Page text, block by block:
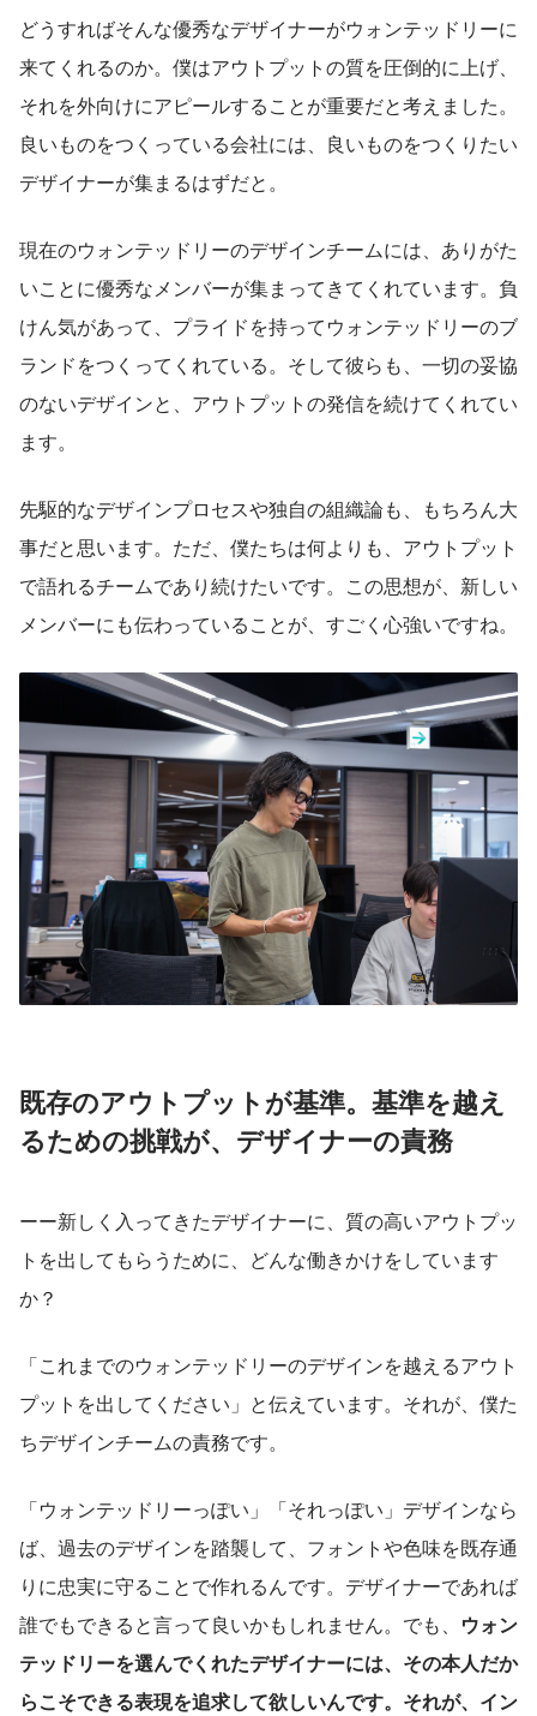
どうすればそんな優秀なデザイナーがウォンテッドリーに
来てくれるのか。僕はアウトプットの質を圧倒的に上げ、
それを外向けにアピールすることが重要だと考えました。
良いものをつくっている会社には、良いものをつくりたい
デザイナーが集まるはずだと。
現在のウォンテッドリーのデザインチームには、ありがた
いことに優秀なメンバーが集まってきてくれています。負
けん気があって、プライドを持ってウォンテッドリーのブ
ランドをつくってくれている。そして彼らも、一切の妥協
のないデザインと、アウトプットの発信を続けてくれてい
ます。
先駆的なデザインプロセスや独自の組織論も、もちろん大
事だと思います。ただ、僕たちは何よりも、アウトプット
で語れるチームであり続けたいです。この思想が、新しい
メンバーにも伝わっていることが、すごく心強いですね。
既存のアウトプットが基準。基準を越え
るための挑戦が、デザイナーの責務
ーー新しく入ってきたデザイナーに、質の高いアウトプッ
トを出してもらうために、どんな働きかけをしています
か？
「これまでのウォンテッドリーのデザインを越えるアウト
プットを出してください」と伝えています。それが、僕た
ちデザインチームの責務です。
「ウォンテッドリーっぽい」「それっぽい」デザインなら
ば、過去のデザインを踏襲して、フォントや色味を既存通
りに忠実に守ることで作れるんです。デザイナーであれば
誰でもできると言って良いかもしれません。でも、 ウォン
テッドリーを選んでくれたデザイナーには、その本人だか
らこそできる表現を追求して欲しいんです。それが、イン